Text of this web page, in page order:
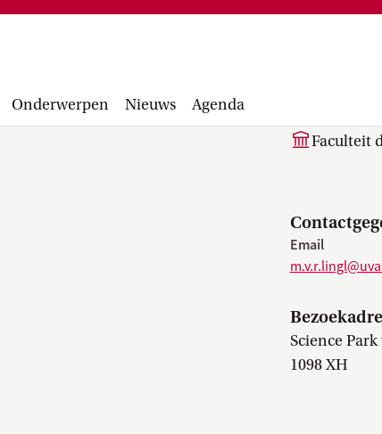
Onderwerpen Nieuws Agenda
Financiële administratie, facturen,
Faculteit
Email
Science Park
1098 XH